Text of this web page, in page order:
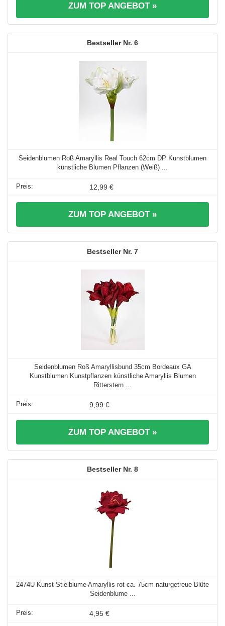
ZUM TOP ANGEBOT »
6
Seidenblumen Roß Amaryllis Real Touch 62cm DP Kunstblumen
künstliche Blumen Pflanzen (Weiß) ...
12,99 €
ZUM TOP ANGEBOT »
7
Seidenblumen Roß Amaryllisbund 35cm Bordeaux GA
Kunstblumen Kunstpflanzen künstliche Amaryllis Blumen
Ritterstern ...
9,99 €
ZUM TOP ANGEBOT »
8
2474U Kunst-Stielblume Amaryllis rot ca. 75cm naturgetreue Blüte
Seidenblume ...
4,95 €